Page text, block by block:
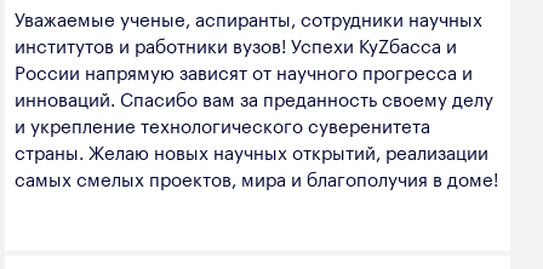
Уважаемые ученые, аспиранты, сотрудники научных
институтов и работники вузов! Успехи КуZбасса и
России напрямую зависят от научного прогресса и
инноваций. Спасибо вам за преданность своему делу
и укрепление технологического суверенитета
страны. Желаю новых научных открытий, реализации
самых смелых проектов, мира и благополучия в доме!